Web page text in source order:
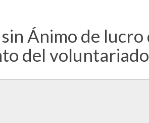
Ánimo de
del